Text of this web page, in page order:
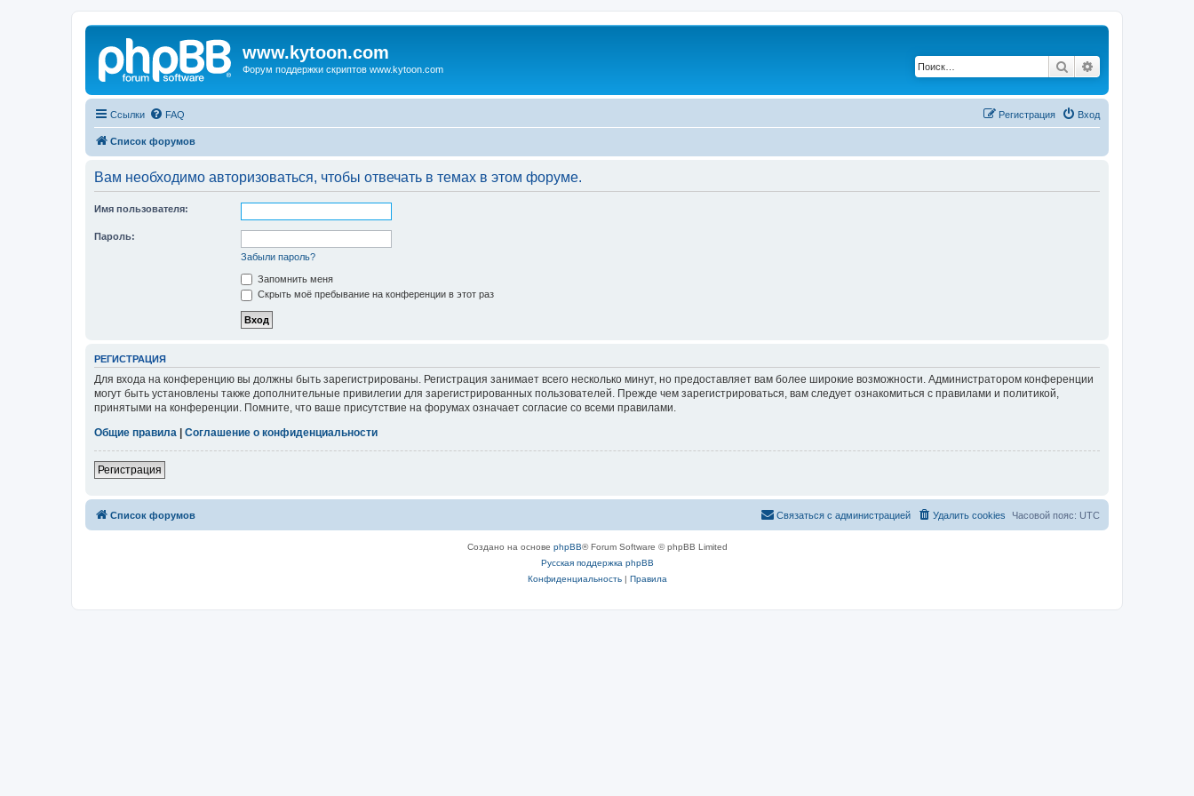
www.kytoon.com
Форум поддержки скриптов www.kytoon.com Поиск
Ссылки FAQ Вход
Регистрация
Список форумов
Вам необходимо авторизоваться, чтобы отвечать в темах в этом форуме.
Имя пользователя:
Пароль:
Забыли пароль?
Запомнить меня
Скрыть моё пребывание на конференции в этот раз
РЕГИСТРАЦИЯ
Для входа на конференцию вы должны быть зарегистрированы. Регистрация занимает всего несколько минут, но предоставляет вам более широкие возможности. Администратором конференции
могут быть установлены также дополнительные привилегии для зарегистрированных пользователей. Прежде чем зарегистрироваться, вам следует ознакомиться с правилами и политикой,
принятыми на конференции. Помните, что ваше присутствие на форумах означает согласие со всеми правилами.
Общие правила
Соглашение о конфиденциальности
Регистрация
Список форумов Часовой пояс: UTC
Удалить cookies
Связаться с администрацией
Создано на основе phpBB® Forum Software © phpBB Limited
Русская поддержка phpBB
Конфиденциальность| Правила